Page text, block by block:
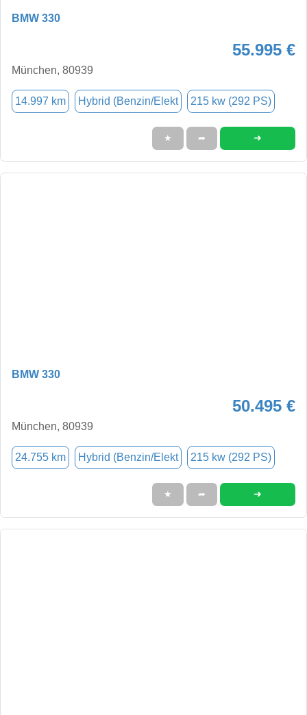
BMW 330
55.995 €
München, 80939
14.997 km Hybrid (Benzin/Elekt 215 kw (292 PS)
★ ➦ ➜
BMW 330
50.495 €
München, 80939
24.755 km Hybrid (Benzin/Elekt 215 kw (292 PS)
★ ➦ ➜